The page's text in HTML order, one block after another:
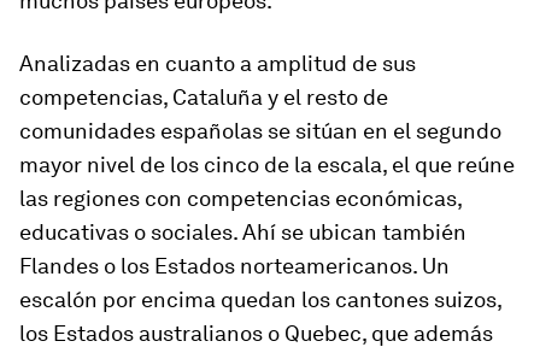
Analizadas en cuanto a amplitud de sus
competencias, Cataluña y el resto de
comunidades españolas se sitúan en el segundo
mayor nivel de los cinco de la escala, el que reúne
las regiones con competencias económicas,
educativas o sociales. Ahí se ubican también
Flandes o los Estados norteamericanos. Un
escalón por encima quedan los cantones suizos,
los Estados australianos o Quebec, que además